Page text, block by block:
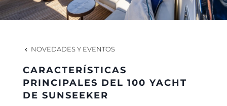
HISTORIA
VALORE SU EMBARCACIÓN
NOVEDADES Y EVENTOS
CARACTERÍSTICAS
PRINCIPALES DEL 100 YACHT
DE SUNSEEKER